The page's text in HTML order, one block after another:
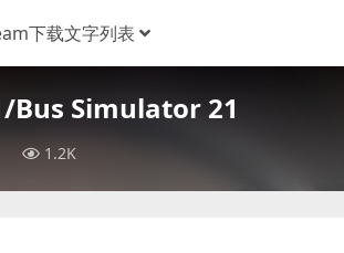
下载文字列表
Bus Simulator 21
1.2K